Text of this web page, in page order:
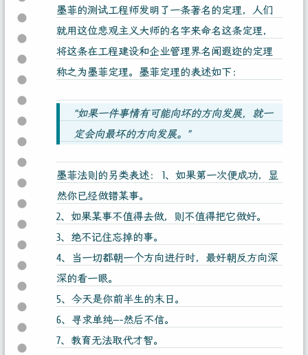
墨菲的测试工程师发明了一条著名的定理，人们
就用这位悲观主义大师的名字来命名这条定理，
将这条在工程建设和企业管理界名闻遐迩的定理
称之为墨菲定理。墨菲定理的表述如下：
“如果一件事情有可能向坏的方向发展，就一
定会向最坏的方向发展。”
墨菲法则的另类表述： 1、如果第一次便成功，显
然你已经做错某事。
2、如果某事不值得去做，则不值得把它做好。
3、绝不记住忘掉的事。
4、当一切都朝一个方向进行时，最好朝反方向深
深的看一眼。
5、今天是你前半生的末日。
6、寻求单纯—-然后不信。
7、教育无法取代才智。